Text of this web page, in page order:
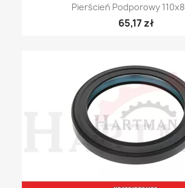
Pierścień Podporowy
65,17 zł